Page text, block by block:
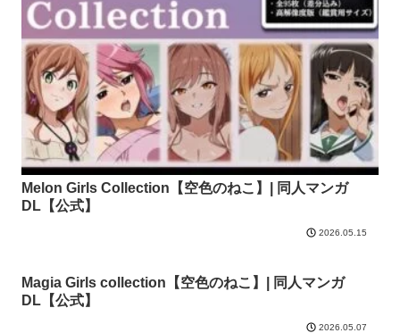
Melon Girls Collection【空色のねこ】| 同人マンガ
DL【公式】
2026.05.15
Magia Girls collection【空色のねこ】| 同人マンガ
DL【公式】
2026.05.07